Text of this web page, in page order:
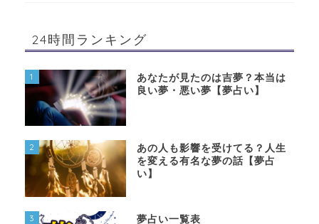
24時間ランキング
1
あなたが見たのは吉夢？本当は
良い夢・悪い夢【夢占い】
2
あの人も影響を受けてる？人生
を変える有名な夢の話【夢占
い】
3 夢占い一覧表